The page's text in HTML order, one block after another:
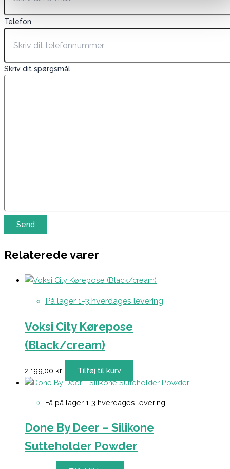
Telefon
Skriv dit spørgsmål
Relaterede varer
På lager 1-3 hverdages levering
Voksi City Kørepose
(Black/cream)
2.199,00 kr. Tilføj til kurv
Få på lager 1-3 hverdages levering
Done By Deer – Silikone
Sutteholder Powder